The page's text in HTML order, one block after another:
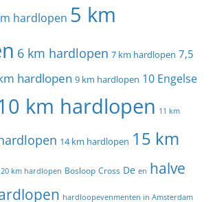
hardlopen 5 km
6 km hardlopen 7 km hardlopen 7,5
hardlopen 9 km hardlopen 10 Engelse
km hardlopen 11 km
14 km hardlopen 15 km
20 km hardlopen Bosloop Cross De en halve
hardloopevenmenten in Amsterdam